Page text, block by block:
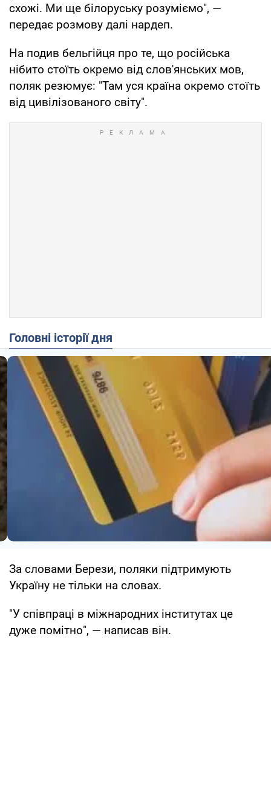
схожі. Ми ще білоруську розуміємо", —
передає розмову далі нардеп.
На подив бельгійця про те, що російська
нібито стоїть окремо від слов'янських мов,
поляк резюмує: "Там уся країна окремо стоїть
від цивілізованого світу".
Головні історії дня
За словами Берези, поляки підтримують
Україну не тільки на словах.
"У співпраці в міжнародних інститутах це
дуже помітно", — написав він.